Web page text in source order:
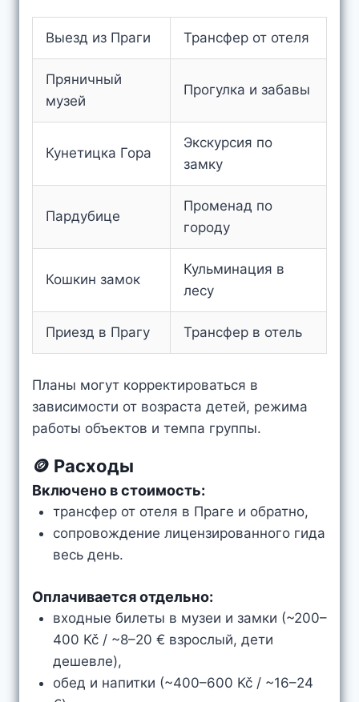
Выезд из Праги Трансфер от отеля
Пряничный
музей
Прогулка и забавы
Кунетицка Гора
Экскурсия по
замку
Пардубице
Променад по
городу
Кошкин замок
Кульминация в
лесу
Приезд в Прагу Трансфер в отель
Планы могут корректироваться в
зависимости от возраста детей, режима
работы объектов и темпа группы.
🪙 Расходы
Включено в стоимость:
трансфер от отеля в Праге и обратно,
сопровождение лицензированного гида
весь день.
Оплачивается отдельно:
входные билеты в музеи и замки (~200–
400 Kč / ~8–20 € взрослый, дети
дешевле),
обед и напитки (~400–600 Kč / ~16–24